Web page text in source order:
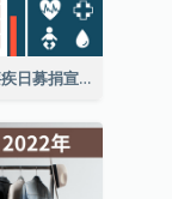
诊所世界疟疾日募捐宣传单张